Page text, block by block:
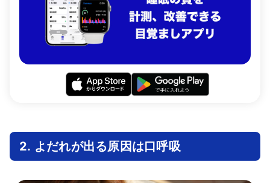
2. よだれが出る原因は口呼吸